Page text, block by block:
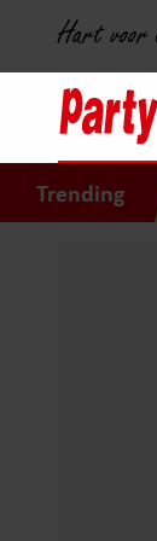
Hart voor
Trending